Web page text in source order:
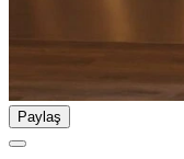
Paylaş